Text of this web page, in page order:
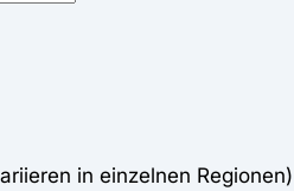
in einzelnen Regionen)